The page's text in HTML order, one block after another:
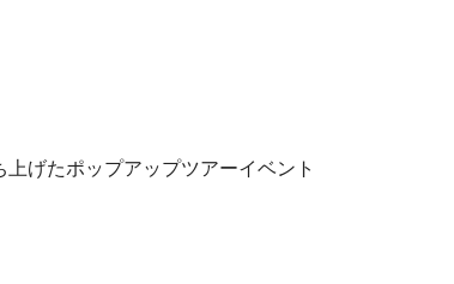
上げたポップアップツアーイベント